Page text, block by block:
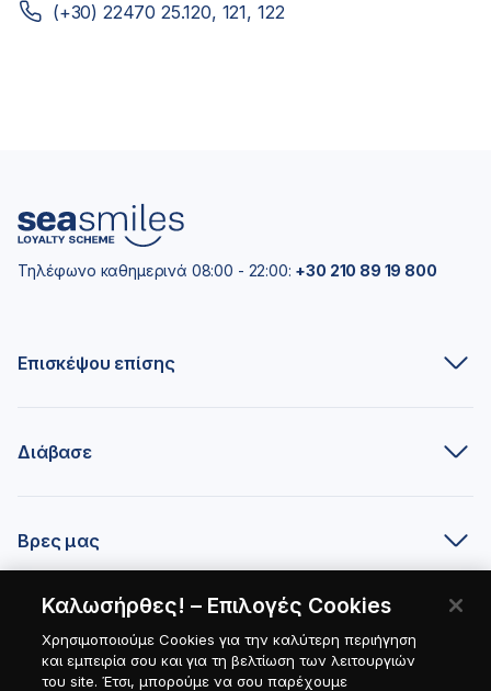
(+30) 22470 25.120, 121, 122
Τηλέφωνο καθημερινά 08:00 - 22:00: +30 210 89 19 800
Επισκέψου επίσης
Διάβασε
Βρες μας
Είσαι συνεργάτης;
Καλωσήρθες! – Επιλογές Cookies
Χρησιμοποιούμε Cookies για την καλύτερη περιήγηση
και εμπειρία σου και για τη βελτίωση των λειτουργιών
του site. Έτσι, μπορούμε να σου παρέχουμε